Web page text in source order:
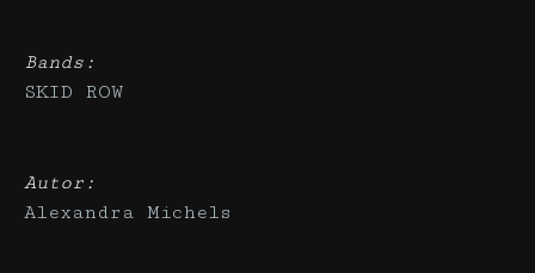
Bands:
SKID ROW
Autor:
Alexandra Michels